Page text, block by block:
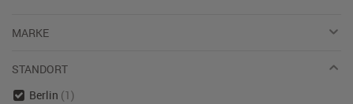
MARKE
STANDORT
Berlin (1)